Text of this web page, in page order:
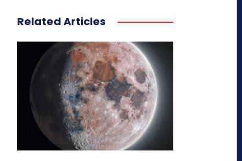
Related Articles